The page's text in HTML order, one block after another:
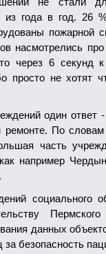
из года в год. 26
пожарной
насмотрелись
через 6 секунд
просто не хотят
один ответ
По словам
часть
например
социального
данных
безопасность